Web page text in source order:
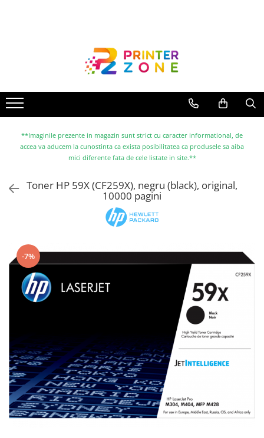
Imprimante cu jet
Multifunctionale laser
Multifunctionale cu jet
Imprimante etichete
Scanere
Accesorii multifunctionale
Piese schimb
Plottere
Consumabile imprimanta
Capete imprimare
Cartuse inkjet si cerneala
Hartie
Ribbon
Developer
**Imaginile prezente in magazin sunt strict cu caracter informational, de
accea va aducem la cunostinta ca exista posibilitatea ca produsele sa aiba
mici diferente fata de cele listate in site.**
Toner HP 59X (CF259X), negru (black), original,
10000 pagini
-7%